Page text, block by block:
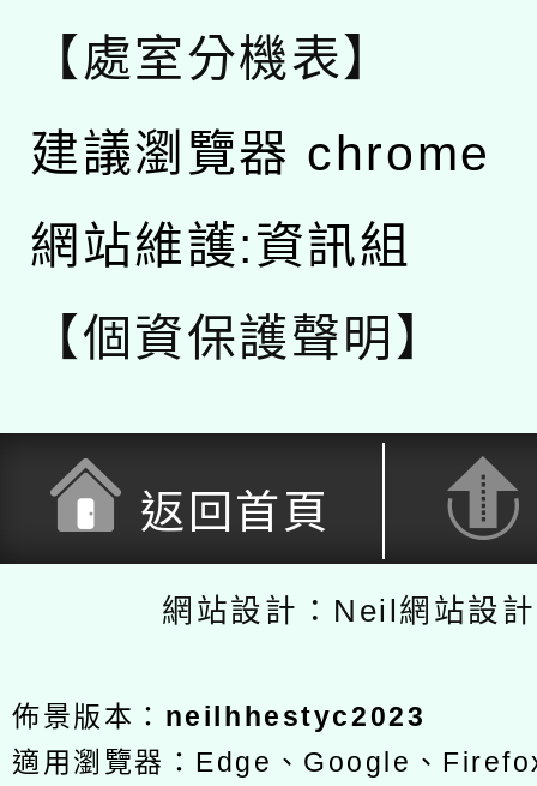
【處室分機表】
建議瀏覽器 chrome
網站維護:資訊組
【個資保護聲明】
返回首頁
網站設計：Neil網站設
佈景版本： neilhhestyc2023
適用瀏覽器：Edge、Google、